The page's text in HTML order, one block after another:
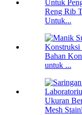
Reng Rib
Untuk...
Bahan
untuk ...
Ukuran
Mesh